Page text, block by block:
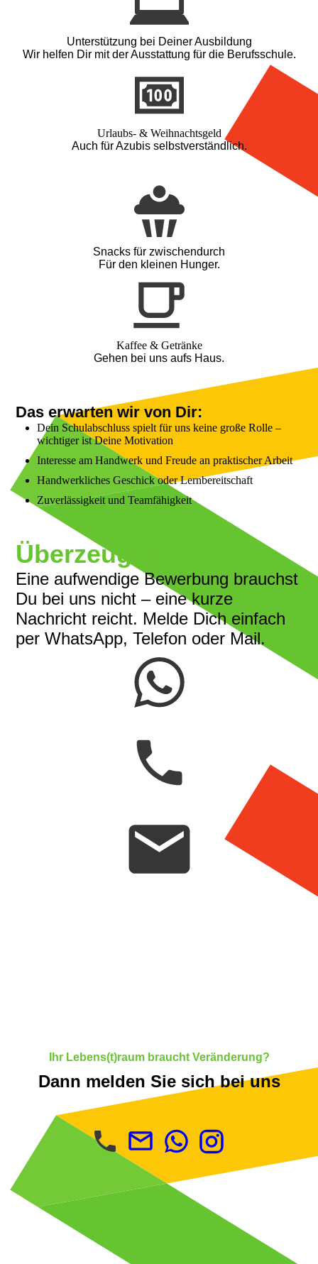
Unterstützung bei Deiner Ausbildung
Wir helfen Dir mit der Ausstattung für die Berufsschule.
Urlaubs- & Weihnachtsgeld
Auch für Azubis selbstverständlich.
Snacks für zwischendurch
Für den kleinen Hunger.
Kaffee & Getränke
Gehen bei uns aufs Haus.
Das erwarten wir von Dir:
Dein Schulabschluss spielt für uns keine große Rolle –
wichtiger ist Deine Motivation
Interesse am Handwerk und Freude an praktischer Arbeit
Handwerkliches Geschick oder Lernbereitschaft
Zuverlässigkeit und Teamfähigkeit
Überzeugt?
Eine aufwendige Bewerbung brauchst
Du bei uns nicht – eine kurze
Nachricht reicht. Melde Dich einfach
per WhatsApp, Telefon oder Mail.
Ihr Lebens(t)raum braucht Veränderung?
Dann melden Sie sich bei uns